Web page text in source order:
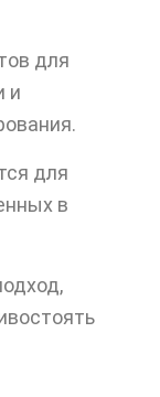
для
и
для
в